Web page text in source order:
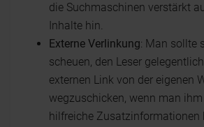
die Suchmaschinen verstärkt
Inhalte hin.
Externe Verlinkung: Man sollte
scheuen, den Leser
externen Link von der eigenen
wegzuschicken, wenn man
hilfreiche Zusatzinformationen